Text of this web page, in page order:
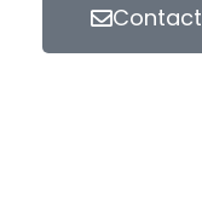
Contact